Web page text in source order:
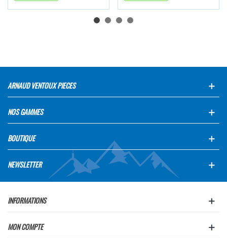
ARNAUD VENTOUX PIECES
NOS GAMMES
BOUTIQUE
NEWSLETTER
INFORMATIONS
MON COMPTE